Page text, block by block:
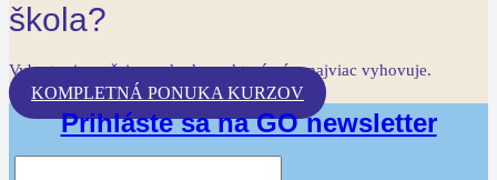
škola?
Vyberte si z našej ponuky kurz, ktorý vám najviac vyhovuje.
KOMPLETNÁ PONUKA KURZOV
Prihláste sa na GO newsletter